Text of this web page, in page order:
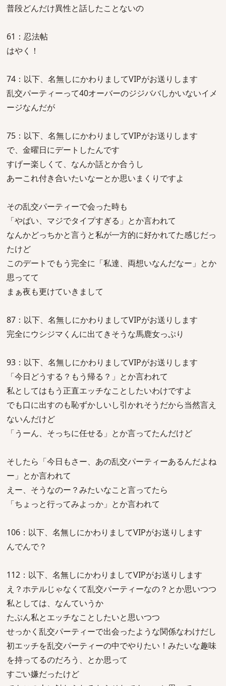
普段どんだけ異性と話したことないの
61：忍法帖
はやく！
74：以下、名無しにかわりましてVIPがお送りします
乱交パーティーって40オーバーのジジババしかいないイメ
ージなんだが
75：以下、名無しにかわりましてVIPがお送りします
で、金曜日にデートしたんです
すげー楽しくて、なんか話とか合うし
あーこれ付き合いたいなーとか思いまくりですよ
その乱交パーティーで会った時も
「やばい、マジでタイプすぎる」とか言われて
なんかどっちかと言うと私が一方的に好かれてた感じだっ
たけど
このデートでもう完全に「私達、両想いなんだなー」とか
思ってて
まぁ夜も更けていきまして
87：以下、名無しにかわりましてVIPがお送りします
完全にウシジマくんに出てきそうな馬鹿女っぷり
93：以下、名無しにかわりましてVIPがお送りします
「今日どうする？もう帰る？」とか言われて
私としてはもう正直エッチなことしたいわけですよ
でも口に出すのも恥ずかしいし引かれそうだから当然言え
ないんだけど
「うーん、そっちに任せる」とか言ってたんだけど
そしたら「今日もさー、あの乱交パーティーあるんだよね
ー」とか言われて
えー、そうなのー？みたいなこと言ってたら
「ちょっと行ってみよっか」とか言われて
106：以下、名無しにかわりましてVIPがお送りします
んでんで？
112：以下、名無しにかわりましてVIPがお送りします
え？ホテルじゃなくて乱交パーティーなの？とか思いつつ
私としては、なんていうか
たぶん私とエッチなことしたいと思いつつ
せっかく乱交パーティーで出会ったような関係なわけだし
初エッチを乱交パーティーの中でやりたい！みたいな趣味
を持ってるのだろう、とか思って
すごい嫌だったけど